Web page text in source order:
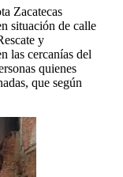
Zacatecas
situación de calle
y
las cercanías del
quienes
que según